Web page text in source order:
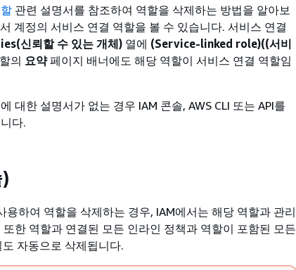
관련 설명서를 참조하여 역할을 삭제하는 방법을 알아보
계정의 서비스 연결 역할을 볼 수 있습니다. 서비스 연결
신뢰할 수 있는 개체) 열에 (Service-linked role)((서비
의 요약페이지 배너에도 해당 역할이 서비스 연결 역할임
대한 설명서가 없는 경우 IAM 콘솔, AWS CLI 또는 API를
다.
하여 역할을 삭제하는 경우, IAM에서는 해당 역할과 관리
한 역할과 연결된 모든 인라인 정책과 역할이 포함된 모든
자동으로 삭제됩니다.